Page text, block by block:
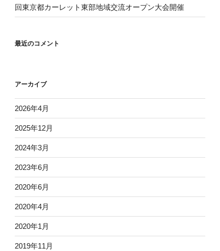
回東京都カーレット東部地域交流オープン大会開催
最近のコメント
アーカイブ
2026年4月
2025年12月
2024年3月
2023年6月
2020年6月
2020年4月
2020年1月
2019年11月